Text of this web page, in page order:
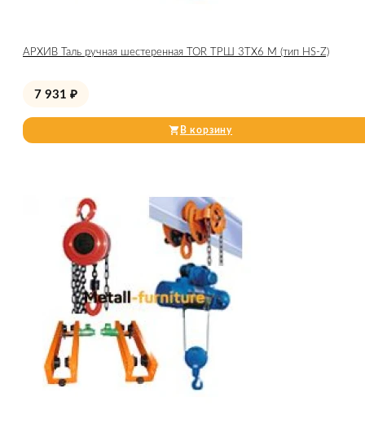
АРХИВ Таль ручная шестеренная TOR ТРШ 3ТХ6 М (тип HS-Z)
7 931 ₽
В корзину